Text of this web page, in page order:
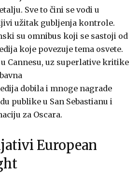
Sve to čini se vodi u
užitak gubljenja kontrole.
su omnibus koji se sastoji od
koje povezuje tema osvete.
Cannesu, uz superlative kritike
dobila i mnoge nagrade
publike u San Sebastianu i
za Oscara.
European